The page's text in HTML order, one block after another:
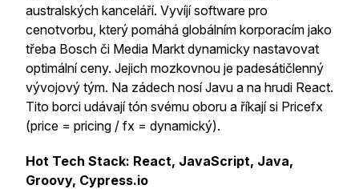
australských kanceláří. Vyvíjí software pro
cenotvorbu, který pomáhá globálním korporacím jako
třeba Bosch či Media Markt dynamicky nastavovat
optimální ceny. Jejich mozkovnou je padesátičlenný
vývojový tým. Na zádech nosí Javu a na hrudi React.
Tito borci udávají tón svému oboru a říkají si Pricefx
(price = pricing / fx = dynamický).
Hot Tech Stack: React, JavaScript, Java,
Groovy, Cypress.io